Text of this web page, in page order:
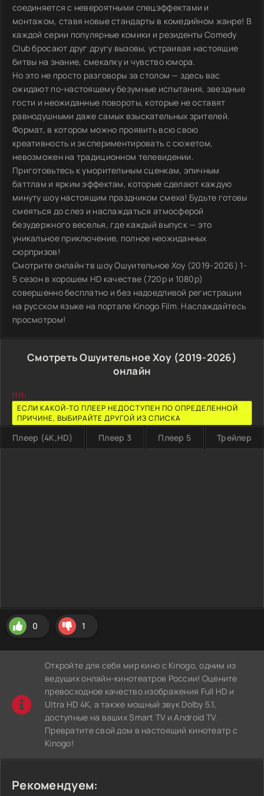
соединяется с невероятными спецэффектами и
монтажом, ставя новые стандарты в комедийном жанре! В
каждой серии популярные комики и резиденты Comedy
Club бросают друг другу вызовы, устраивая настоящие
битвы на знание, смекалку и чувство юмора.
Но это не просто разговоры за столом — здесь вас
ожидают по-настоящему безумные испытания, звездные
гости и неожиданные повороты, которые не оставят
равнодушными даже самых взыскательных зрителей.
Формат, в котором можно проявить всю свою
креативность и экспериментировать с сюжетом,
невозможен на традиционном телевидении.
Приготовьтесь к уморительным сценкам, эпичным
баттлам и ярким эффектам, которые сделают каждую
минуту шоу настоящим праздником смеха! Будьте готовы
смеяться до слез и наслаждаться атмосферой
безудержного веселья, где каждый выпуск — это
уникальное приключение, полное неожиданных
сюрпризов!
Смотрите онлайн тв шоу Ошуительное Хоу (2019-2026) 1-
5 сезон в хорошем HD качестве (720p и 1080p)
совершенно бесплатно и без надоедливой регистрации
на русском языке на портале Kinogo Film. Наслаждайтесь
просмотром!
Смотреть Ошуительное Хоу (2019-2026)
онлайн
!!!!:
ЕСЛИ КАКОЙ-ТО ПЛЕЕР НЕДОСТУПЕН ПО ОПРЕДЕЛЕННОЙ
ПРИЧИНЕ, ВЫБИРАЙТЕ ДРУГОЙ ИЗ СПИСКА
Плеер (4K,HD) Плеер 3 Плеер 5 Трейлер
0 1
Откройте для себя мир кино с Kinogo, одним из
ведущих онлайн-кинотеатров России! Оцените
превосходное качество изображения Full HD и
Ultra HD 4K, а также мощный звук Dolby 5.1,
доступные на ваших Smart TV и Android TV.
Превратите свой дом в настоящий кинотеатр с
Kinogo!
Рекомендуем: